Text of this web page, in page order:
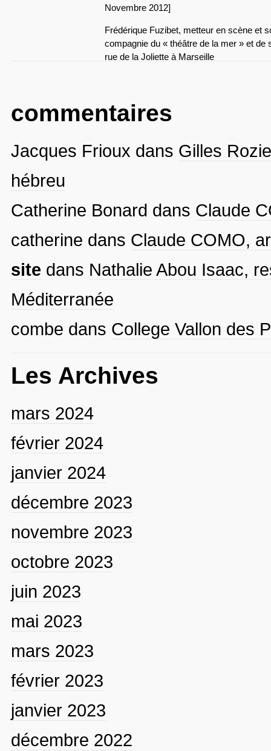
Novembre 2012]
Frédérique Fuzibet, metteur en scène et
compagnie du « théâtre de la mer » et de
rue de la Joliette à Marseille
commentaires
Jacques Frioux dans Gilles
hébreu
Catherine Bonard dans Claude
catherine dans Claude COMO,
site dans Nathalie Abou Isaac,
Méditerranée
combe dans College Vallon des
Les Archives
mars 2024
février 2024
janvier 2024
décembre 2023
novembre 2023
octobre 2023
juin 2023
mai 2023
mars 2023
février 2023
janvier 2023
décembre 2022